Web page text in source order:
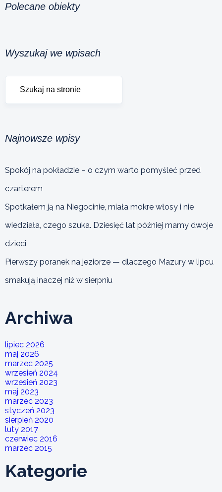
Polecane obiekty
Wyszukaj we wpisach
Najnowsze wpisy
Spokój na pokładzie – o czym warto pomyśleć przed
czarterem
Spotkałem ją na Niegocinie, miała mokre włosy i nie
wiedziała, czego szuka. Dziesięć lat później mamy dwoje
dzieci
Pierwszy poranek na jeziorze — dlaczego Mazury w lipcu
smakują inaczej niż w sierpniu
Archiwa
lipiec 2026
maj 2026
marzec 2025
wrzesień 2024
wrzesień 2023
maj 2023
marzec 2023
styczeń 2023
sierpień 2020
luty 2017
czerwiec 2016
marzec 2015
Kategorie